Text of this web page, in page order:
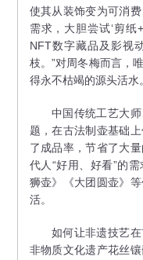
使其从装饰变为可消
需求，大胆尝试‘剪纸
NFT数字藏品及影视
枝。”对周冬梅而言，
得永不枯竭的源头活水。
中国传统工艺大师
题，在古法制壶基础
了成品率，节省了大
代人“好用、好看”的
狮壶》《大团圆壶》
活。
如何让非遗技艺在
非物质文化遗产花丝